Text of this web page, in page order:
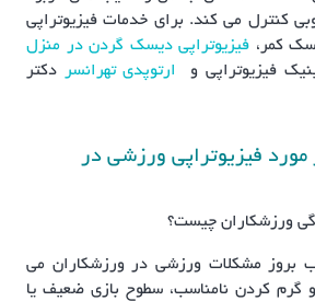
کنترل می کند. برای خدمات فیزیوتراپی
کمر، فیزیوتراپی دیسک گردن در منزل
فیزیوتراپی و ارتوپدی تهرانسر
دکتر
مورد فیزیوتراپی ورزشی در
بروز مشکلات ورزشی در ورزشکاران می
کردن نامناسب، سطوح بازی ضعیف یا